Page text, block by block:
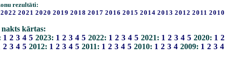
rezultāti:
2022 2021 2020 2019 2018 2017 2016 2015 2014 2013 2012 2011 2010
kārtas:
1 2 3 4 5 2023: 1 2 3 4 5 2022: 1 2 3 4 5 2021: 1 2 3 4 5 2020: 1 2
2 3 4 5 2012: 1 2 3 4 5 2011: 1 2 3 4 5 2010: 1 2 3 4 2009: 1 2 3 4